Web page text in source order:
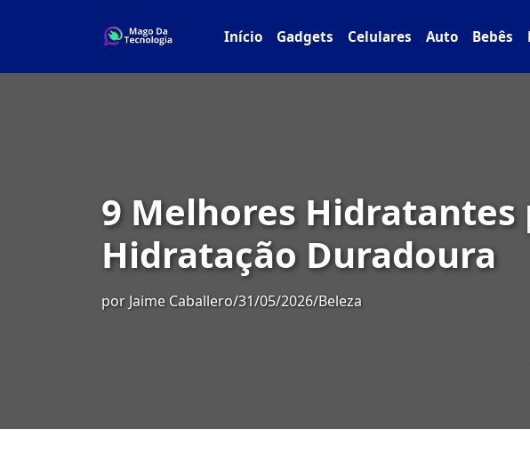
Início Gadgets Celulares Auto Bebês
9 Melhores Hidratantes
Hidratação Duradoura
por Jaime Caballero/31/05/2026/Beleza